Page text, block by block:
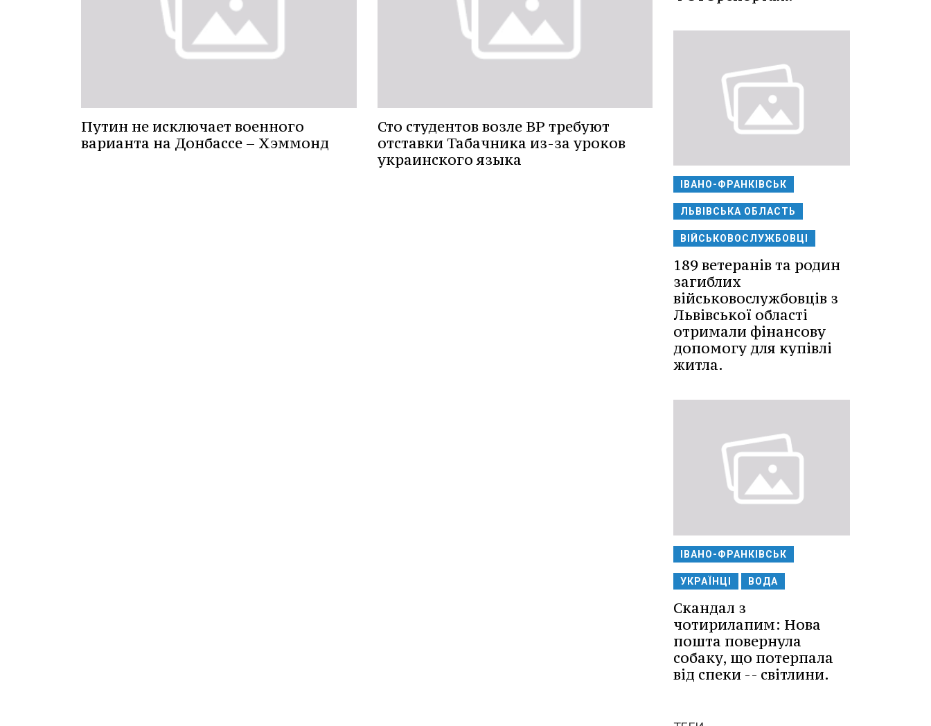
Путин не исключает военного
варианта на Донбассе – Хэммонд
Сто студентов возле ВР требуют
отставки Табачника из-за уроков
украинского языка
ІВАНО-ФРАНКІВСЬК
ЛЬВІВСЬКА ОБЛАСТЬ
ВІЙСЬКОВОСЛУЖБОВЦІ
189 ветеранів та родин
загиблих
військовослужбовців з
Львівської області
отримали фінансову
допомогу для купівлі
житла.
ІВАНО-ФРАНКІВСЬК
УКРАЇНЦІ ВОДА
Скандал з
чотирилапим: Нова
пошта повернула
собаку, що потерпала
від спеки -- світлини.